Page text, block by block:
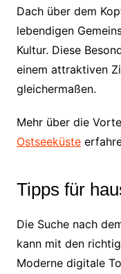
Dach über dem
lebendigen
Kultur. Diese
einem attraktiven
gleichermaßen.
Mehr über die
Ostseeküste
Tipps für
Die Suche nach
kann mit den
Moderne digitale